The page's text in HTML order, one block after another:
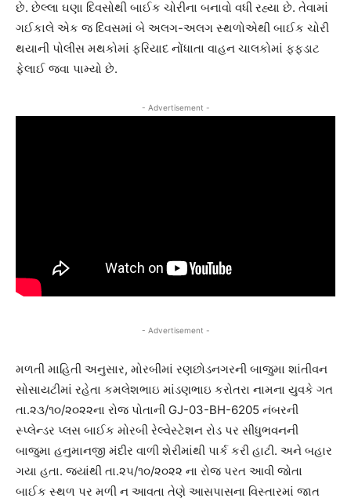
છે. છેલ્લા ઘણા દિવસોથી બાઈક ચોરીના બનાવો વધી રહ્યા છે. તેવામાં
ગઈકાલે એક જ દિવસમાં બે અલગ-અલગ સ્થળોએથી બાઈક ચોરી
થયાની પોલીસ મથકોમાં ફરિયાદ નોંધાતા વાહન ચાલકોમાં ફફડાટ
ફેલાઈ જવા પામ્યો છે.
- Advertisement -
- Advertisement -
મળતી માહિતી અનુસાર, મોરબીમાં રણછોડનગરની બાજુમા શાંતીવન
સોસાયટીમાં રહેતા કમલેશભાઇ માંડણભાઇ કરોતરા નામના યુવકે ગત
તા.૨૩/૧૦/૨૦૨૨ના રોજ પોતાની GJ-03-BH-6205 નંબરની
સ્પ્લેન્ડર પ્લસ બાઈક મોરબી રેલ્વેસ્ટેશન રોડ પર સીંધુભવનની
બાજુમા હનુમાનજી મંદીર વાળી શેરીમાંથી પાર્ક કરી હાટી. અને બહાર
ગયા હતા. જ્યાંથી તા.૨૫/૧૦/૨૦૨૨ ના રોજ પરત આવી જોતા
બાઈક સ્થળ પર મળી ન આવતા તેણે આસપાસના વિસ્તારમાં જાત